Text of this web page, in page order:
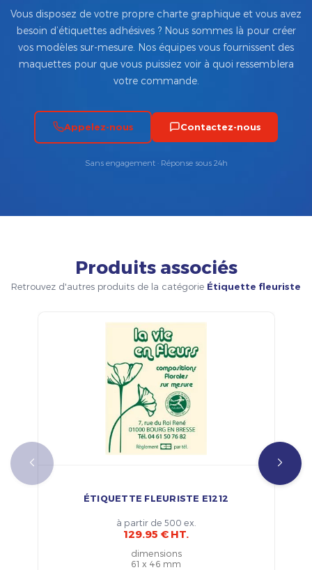
Vous disposez de votre propre charte graphique et vous avez
besoin d’étiquettes adhésives ? Nous sommes là pour créer
vos modèles sur-mesure. Nos équipes vous fournissent des
maquettes pour que vous puissiez voir à quoi ressemblera
votre commande.
Appelez-nous Contactez-nous
Sans engagement · Réponse sous 24h
Produits associés
Retrouvez d'autres produits de la catégorie Étiquette fleuriste
ÉTIQUETTE FLEURISTE E1212
à partir de 500 ex.
129.95 € HT.
dimensions
61 x 46 mm